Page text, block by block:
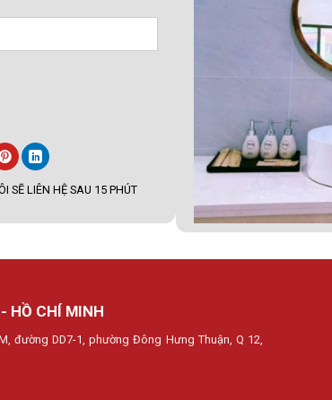
SẼ LIÊN HỆ SAU 15 PHÚT
HỒ CHÍ MINH
đường DD7-1, phường Đông Hưng Thuận, Q 12,